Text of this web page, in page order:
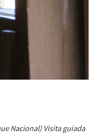
Nacional) Visita guiada